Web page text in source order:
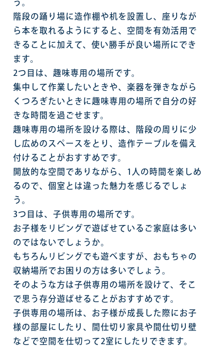
う。
階段の踊り場に造作棚や机を設置し、座りなが
ら本を取れるようにすると、空間を有効活用で
きることに加えて、使い勝手が良い場所にでき
ます。
2つ目は、趣味専用の場所です。
集中して作業したいときや、楽器を弾きながら
くつろぎたいときに趣味専用の場所で自分の好
きな時間を過ごせます。
趣味専用の場所を設ける際は、階段の周りに少
し広めのスペースをとり、造作テーブルを備え
付けることがおすすめです。
開放的な空間でありながら、1人の時間を楽しめ
るので、個室とは違った魅力を感じるでしょ
う。
3つ目は、子供専用の場所です。
お子様をリビングで遊ばせているご家庭は多い
のではないでしょうか。
もちろんリビングでも遊べますが、おもちゃの
収納場所でお困りの方は多いでしょう。
そのような方は子供専用の場所を設けて、そこ
で思う存分遊ばせることがおすすめです。
子供専用の場所は、お子様が成長した際にお子
様の部屋にしたり、間仕切り家具や間仕切り壁
などで空間を仕切って2室にしたりできます。